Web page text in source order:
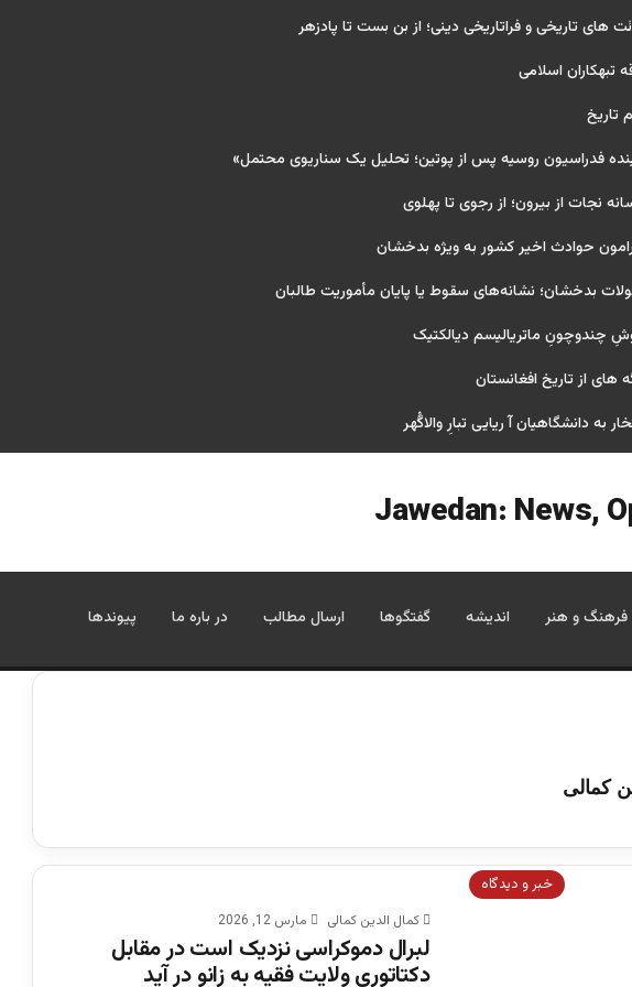
های تاریخی و فراتاریخی دینی؛ از بن بست تا پادزهر
تبهکاران اسلامی
تاریخ
فدراسیون روسیه پس از پوتین؛ تحلیل یک سناریوی محتمل»
نجات از بیرون؛ از رجوی تا پهلوی
حوادث اخیر کشور به ویژه بدخشان
بدخشان؛ نشانه‌های سقوط یا پایان مأموریت طالبان
چندو‌چونِ ماتریالیسم دیالکتیک
های از تاریخ افغانستان
به دانشگاهیان آ ریایی تبارِ والاگُهر
فرهنگ و هنر اندیشه گفتگوها ارسال مطالب در باره ما پیوندها
کمالی
خبر و دیدگاه
کمال الدین کمالی مارس 12, 2026
لبرال دموکراسی نزدیک است در مقابل
دکتاتوری ولایت فقیه به زانو در آید